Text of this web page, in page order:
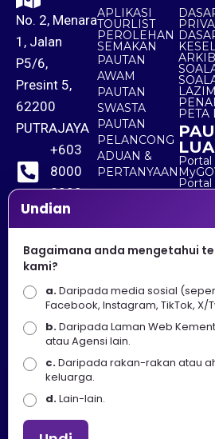
No. 2, Menara
1, Jalan
P5/6,
Presint 5,
62200
PUTRAJAYA
+603
8000
8000
+603
8891
7100
APLIKASI
TOURLIST
PEROLEHAN
SEMAKAN
PAUTAN
AWAM
PAUTAN
SWASTA
PAUTAN
PELANCONG
ADUAN &
PERTANYAAN
ARKIB
LAZIM
PETA
Portal
Portal
Penafian : Kerajaan Malaysia dan
Pelancongan Seni dan Budaya
bertanggungjawab atas
disebabkan oleh penggunaan
yang diperolehi dari portal ini.
Undian
Bagaimana anda mengetahui
kami?
a.Daripada media sosial
Facebook, Instagram, TikTok, X/
b.Daripada Laman Web
atau Agensi lain.
c.Daripada rakan-rakan atau
keluarga.
d.Lain-lain.
Apa Khabar! Selamat datang ke Portal
Pelancongan, Seni dan Budaya